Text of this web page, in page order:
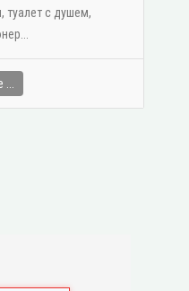
туалет с душем,
...